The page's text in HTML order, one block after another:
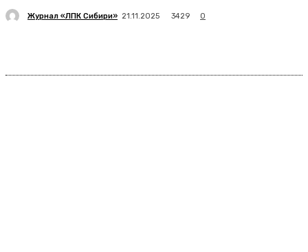
Журнал «ЛПК Сибири» 21.11.2025 3429 0